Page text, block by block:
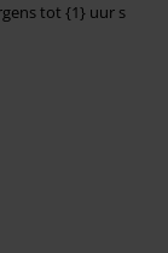
tot {1} uur s